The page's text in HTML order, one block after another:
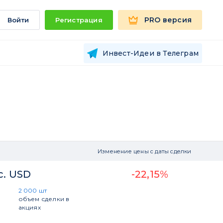
Войти Регистрация PRO версия
Инвест-Идеи в Телеграм
Изменение цены с даты сделки
USD
2 000 шт
объем сделки в
акциях
-22,15%